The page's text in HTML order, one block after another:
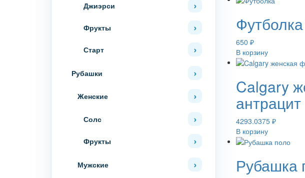
Джиэрси
Фрукты
Старт
Рубашки
Женские
Солс
Фрукты
Мужские
650 ₽
В корзину
Calgary
антрацит
4293.0375 ₽
В корзину
Рубашка